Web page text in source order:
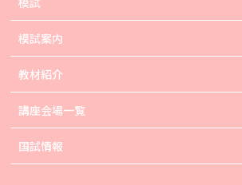
模試案内
教材紹介
講座会場一覧
国試情報